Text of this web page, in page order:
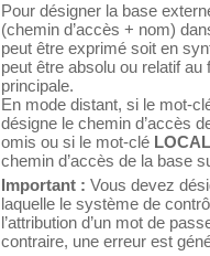
Pour désigner la base
(chemin d’accès + nom)
peut être exprimé soit en
peut être absolu ou relatif
principale.
En mode distant, si le mot-
désigne le chemin d’accès
omis ou si le mot-clé LOCAL
chemin d’accès de la base
Important : Vous devez
laquelle le système de
l’attribution d’un mot de
contraire, une erreur est